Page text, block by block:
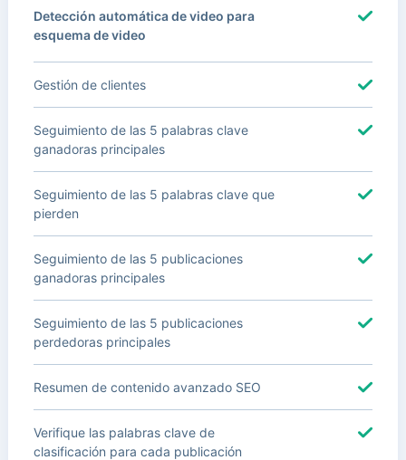
Detección automática de video para
esquema de video
Gestión de clientes
Seguimiento de las 5 palabras clave
ganadoras principales
Seguimiento de las 5 palabras clave que
pierden
Seguimiento de las 5 publicaciones
ganadoras principales
Seguimiento de las 5 publicaciones
perdedoras principales
Resumen de contenido avanzado SEO
Verifique las palabras clave de
clasificación para cada publicación